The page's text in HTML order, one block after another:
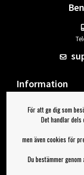
Information
Om Bengans
FAQ / Köp- &
Jag
För att ge dig som
Det handlar dels
men även cookies för
Du bestämmer